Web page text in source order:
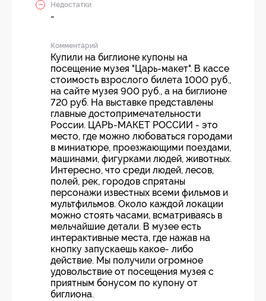
Недостатки
-
Комментарий
Купили на биглионе купоны на
посещение музея "Царь-макет". В кассе
стоимость взрослого билета 1000 руб.,
на сайте музея 900 руб., а на биглионе
720 руб. На выставке представлены
главные достопримечательности
России. ЦАРЬ-МАКЕТ РОССИИ - это
место, где можно любоваться городами
в миниатюре, проезжающими поездами,
машинами, фигурками людей, животных.
Интересно, что среди людей, лесов,
полей, рек, городов спрятаны
персонажи известных всеми фильмов и
мультфильмов. Около каждой локации
можно стоять часами, всматриваясь в
мельчайшие детали. В музее есть
интерактивные места, где нажав на
кнопку запускаешь какое- либо
действие. Мы получили огромное
удовольствие от посещения музея с
приятным бонусом по купону от
биглиона.